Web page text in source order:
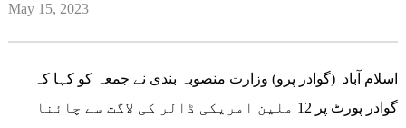
May 15, 2023
اسلام آباد (گوادر پرو) وزارت منصوبہ بندی نے جمعہ کو کہا کہ
گوادر پورٹ پر 12 ملین امریکی ڈالر کی لاگت سے چائنا